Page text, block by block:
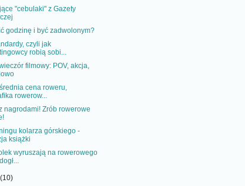
"cebulaki" z Gazety
godzinę i być zadwolonym?
czyli jak
robią sobi...
filmowy: POV, akcja,
cena roweru,
rowerow...
nagrodami! Zrób rowerowe
kolarza górskiego -
książki
wyruszają na rowerowego
(10)